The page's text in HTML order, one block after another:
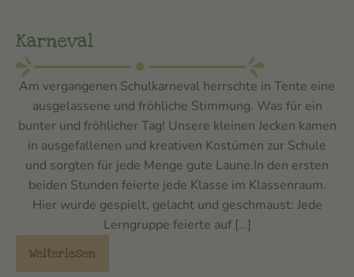
Karneval
Am vergangenen Schulkarneval herrschte in Tente eine
ausgelassene und fröhliche Stimmung. Was für ein
bunter und fröhlicher Tag! Unsere kleinen Jecken kamen
in ausgefallenen und kreativen Kostümen zur Schule
und sorgten für jede Menge gute Laune.In den ersten
beiden Stunden feierte jede Klasse im Klassenraum.
Hier wurde gespielt, gelacht und geschmaust: Jede
Lerngruppe feierte auf […]
Weiterlesen